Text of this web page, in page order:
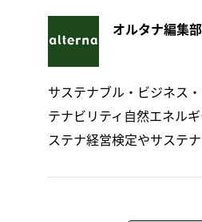
オルタナ編集部
サステナブル・ビジネス
テナビリティ自然エネル
ステナ経営検定やサステ